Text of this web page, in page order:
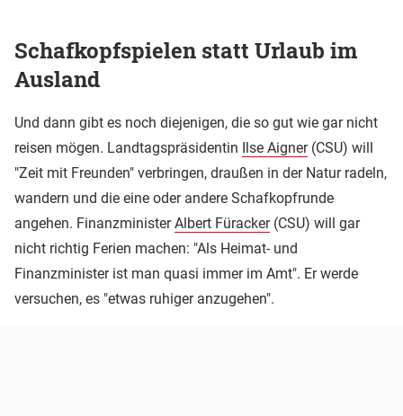
Schafkopfspielen statt Urlaub im
Ausland
Und dann gibt es noch diejenigen, die so gut wie gar nicht
reisen mögen. Landtagspräsidentin
Ilse Aigner(CSU) will
"Zeit mit Freunden" verbringen, draußen in der Natur radeln,
wandern und die eine oder andere Schafkopfrunde
angehen. FinanzministerAlbert Füracker(CSU) will gar
nicht richtig Ferien machen: "Als Heimat- und
Finanzminister ist man quasi immer im Amt". Er werde
versuchen, es "etwas ruhiger anzugehen".